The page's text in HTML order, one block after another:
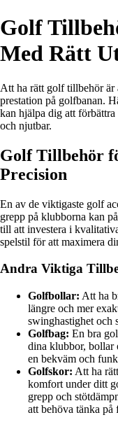
Golf
Med Rätt
Att ha rätt golf tillbehör är
prestation på golfbanan.
kan hjälpa dig att
och njutbar.
Golf Tillbehör
Precision
En av de viktigaste golf
grepp på klubborna kan
till att investera i
spelstil för att maximera
Andra Viktiga
Golfbollar: Att ha
längre och mer
swinghastighet och
Golfbag: En bra
dina klubbor, bollar
en bekväm och
Golfskor: Att ha
komfort under ditt
grepp och
att behöva tänka på